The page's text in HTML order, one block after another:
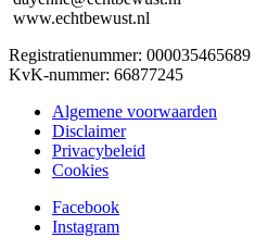
www.echtbewust.nl
Registratienummer: 000035465689
KvK-nummer: 66877245
Algemene voorwaarden
Disclaimer
Privacybeleid
Cookies
Facebook
Instagram